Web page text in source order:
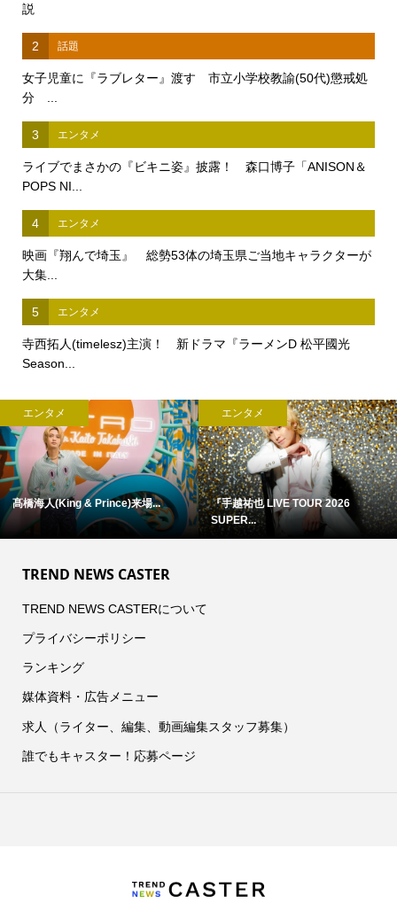
説
2 話題
女子児童に『ラブレター』渡す 市立小学校教諭(50代)懲戒処
分 ...
3 エンタメ
ライブでまさかの『ビキニ姿』披露！ 森口博子「ANISON＆
POPS NI...
4 エンタメ
映画『翔んで埼玉』 総勢53体の埼玉県ご当地キャラクターが
大集...
5 エンタメ
寺西拓人(timelesz)主演！ 新ドラマ『ラーメンD 松平國光
Season...
エンタメ
髙橋海人(King & Prince)来場...
エンタメ
『手越祐也 LIVE TOUR 2026
SUPER...
TREND NEWS CASTER
TREND NEWS CASTERについて
プライバシーポリシー
ランキング
媒体資料・広告メニュー
求人（ライター、編集、動画編集スタッフ募集）
誰でもキャスター！応募ページ